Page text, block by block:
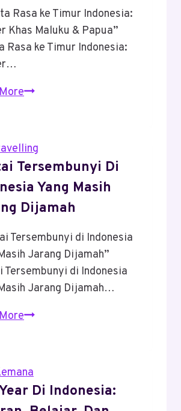
Anak
Muda
Rasa ke Timur Indonesia:
Khas Maluku & Papua”
Rasa ke Timur Indonesia:
Wisata
Timur
Indonesia:
Khas
Maluku
Papua
Tersembunyi Di
Yang Masih
Dijamah
Tersembunyi di Indonesia
Jarang Dijamah”
Tersembunyi di Indonesia
Jarang Dijamah…
Pantai
Indonesia
Yang
Di Indonesia: